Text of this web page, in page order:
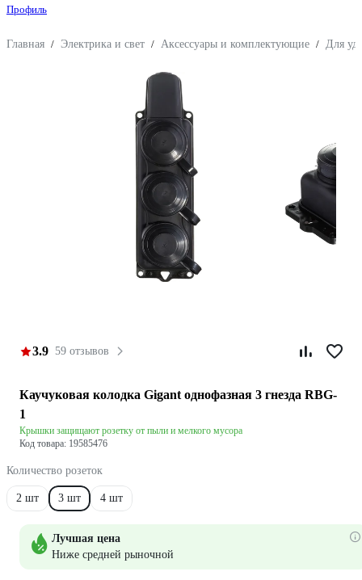
Профиль
Главная / Электрика и свет / Аксессуары и комплектующие / Для
3.9 59 отзывов
Каучуковая колодка Gigant однофазная 3 гнезда RBG-
1
Крышки защищают розетку от пыли и мелкого мусора
Код товара: 19585476
Количество розеток
2 шт 3 шт 4 шт
Лучшая цена
Ниже средней рыночной